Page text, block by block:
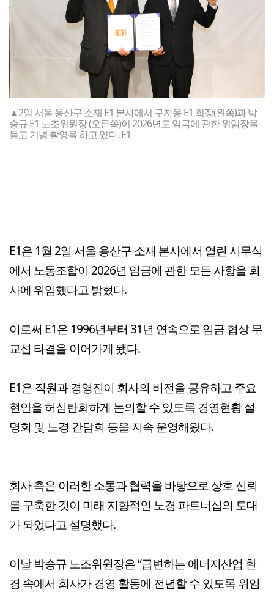
▲2일 서울 용산구 소재 E1 본사에서 구자용 E1 회장(왼쪽)과 박
승규 E1 노조위원장 (오른쪽)이 2026년도 임금에 관한 위임장을
들고 기념 촬영을 하고 있다. E1
E1은 1월 2일 서울 용산구 소재 본사에서 열린 시무식
에서 노동조합이 2026년 임금에 관한 모든 사항을 회
사에 위임했다고 밝혔다.
이로써 E1은 1996년부터 31년 연속으로 임금 협상 무
교섭 타결을 이어가게 됐다.
E1은 직원과 경영진이 회사의 비전을 공유하고 주요
현안을 허심탄회하게 논의할 수 있도록 경영현황 설
명회 및 노경 간담회 등을 지속 운영해왔다.
회사 측은 이러한 소통과 협력을 바탕으로 상호 신뢰
를 구축한 것이 미래 지향적인 노경 파트너십의 토대
가 되었다고 설명했다.
이날 박승규 노조위원장은 “급변하는 에너지산업 환
경 속에서 회사가 경영 활동에 전념할 수 있도록 위임